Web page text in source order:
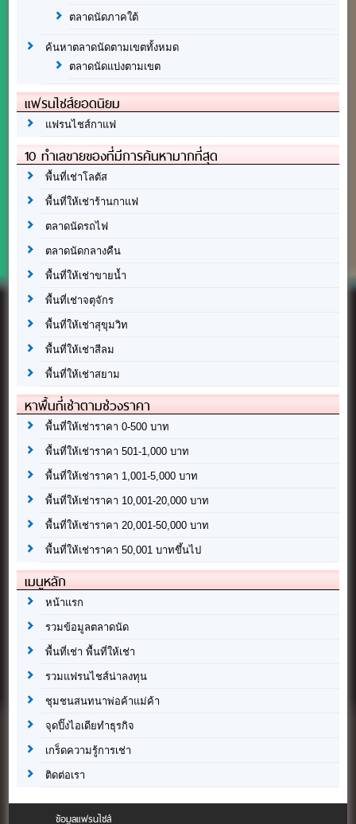
ตลาดนัดภาคใต้
ค้นหาตลาดนัดตามเขตทั้งหมด
ตลาดนัดแบ่งตามเขต
แฟรนไชส์ยอดนิยม
แฟรนไชส์กาแฟ
10 ทำเลขายของที่มีการค้นหามากที่สุด
พื้นที่เช่าโลตัส
พื้นที่ให้เช่าร้านกาแฟ
ตลาดนัดรถไฟ
ตลาดนัดกลางคืน
พื้นที่ให้เช่าขายน้ำ
พื้นที่เช่าจตุจักร
พื้นที่ให้เช่าสุขุมวิท
พื้นที่ให้เช่าสีลม
พื้นที่ให้เช่าสยาม
หาพื้นที่เช่าตามช่วงราคา
พื้นที่ให้เช่าราคา 0-500 บาท
พื้นที่ให้เช่าราคา 501-1,000 บาท
พื้นที่ให้เช่าราคา 1,001-5,000 บาท
พื้นที่ให้เช่าราคา 10,001-20,000 บาท
พื้นที่ให้เช่าราคา 20,001-50,000 บาท
พื้นที่ให้เช่าราคา 50,001 บาทขึ้นไป
เมนูหลัก
หน้าแรก
รวมข้อมูลตลาดนัด
พื้นที่เช่า พื้นที่ให้เช่า
รวมแฟรนไชส์น่าลงทุน
ชุมชนสนทนาพ่อค้าแม่ค้า
จุดปิ๊งไอเดียทำธุรกิจ
เกร็ดความรู้การเช่า
ติดต่อเรา
ข้อมูลแฟรนไชส์